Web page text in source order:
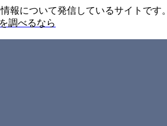
報について発信しているサイトです。